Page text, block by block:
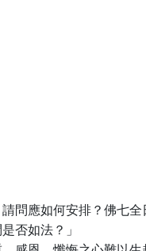
請問應如何安排？佛七全
否如法？」